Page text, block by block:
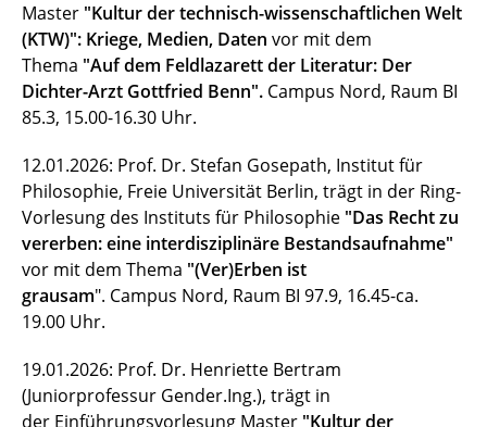
MIKROBIB (BMBF)
BIOFAKTE (BMBF)
Dilemmata (MWK/VW-S)
Ringvorlesung
Nds. Forschungskolleg Kulturphilosophie
Bibliothek
Presse
Historie des Seminars
Unser Patenschwein
Master "Kultur der technisch-wissenschaftlichen Welt
(KTW)": Kriege, Medien, Daten vor mit dem
Thema "Auf dem Feldlazarett der Literatur: Der
Dichter-Arzt Gottfried Benn". Campus Nord, Raum BI
85.3, 15.00-16.30 Uhr.
12.01.2026: Prof. Dr. Stefan Gosepath, Institut für
Philosophie, Freie Universität Berlin, trägt in der Ring-
Vorlesung des Instituts für Philosophie "Das Recht zu
vererben: eine interdisziplinäre Bestandsaufnahme"
vor mit dem Thema "(Ver)Erben ist
grausam". Campus Nord, Raum BI 97.9, 16.45-ca.
19.00 Uhr.
19.01.2026: Prof. Dr. Henriette Bertram
(Juniorprofessur Gender.Ing.), trägt in
der Einführungsvorlesung Master "Kultur der